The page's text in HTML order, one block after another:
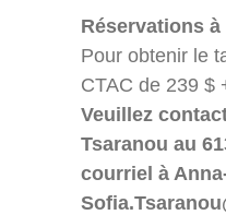
Réservations à
Pour obtenir le
CTAC de 239 $
Veuillez
Tsaranou au
courriel à